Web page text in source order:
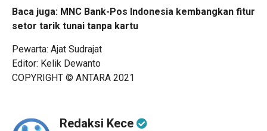
Baca juga: MNC Bank-Pos Indonesia kembangkan fitur
setor tarik tunai tanpa kartu
Pewarta: Ajat Sudrajat
Editor: Kelik Dewanto
COPYRIGHT © ANTARA 2021
Redaksi Kece